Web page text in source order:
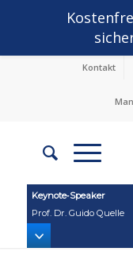
Kontakt
Keynote‑Speaker
Prof. Dr. Guido Quelle